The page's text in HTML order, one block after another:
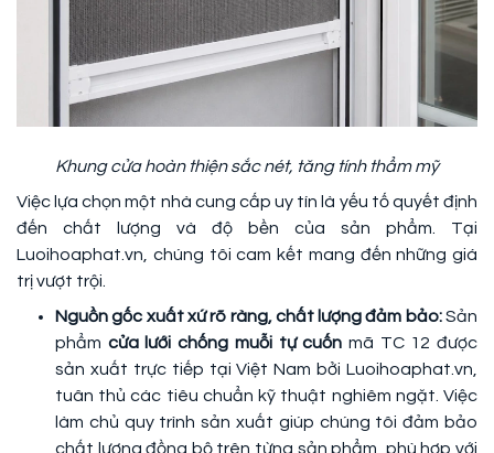
Khung cửa hoàn thiện sắc nét, tăng tính thẩm mỹ
Việc lựa chọn một nhà cung cấp uy tín là yếu tố quyết định
đến chất lượng và độ bền của sản phẩm. Tại
Luoihoaphat.vn, chúng tôi cam kết mang đến những giá
trị vượt trội.
Nguồn gốc xuất xứ rõ ràng, chất lượng đảm bảo:Sản
phẩm cửa lưới chống muỗi tự cuốn mã TC 12 được
sản xuất trực tiếp tại Việt Nam bởi Luoihoaphat.vn,
tuân thủ các tiêu chuẩn kỹ thuật nghiêm ngặt. Việc
làm chủ quy trình sản xuất giúp chúng tôi đảm bảo
chất lượng đồng bộ trên từng sản phẩm, phù hợp với